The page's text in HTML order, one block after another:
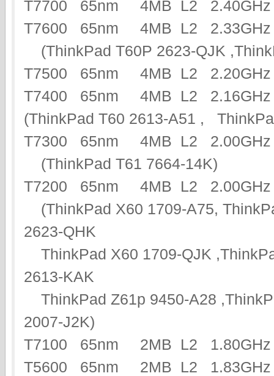
T7700 65nm 4MB L2
T7600 65nm 4MB L2
(ThinkPad T60P 2623-QJK
T7500 65nm 4MB L2
T7400 65nm 4MB L2 2.16GHz
(ThinkPad T60 2613-A51 ,
T7300 65nm 4MB L2 2.00GHz
(ThinkPad T61 7664-14K)
T7200 65nm 4MB L2
(ThinkPad X60 1709-A75,
2623-QHK
ThinkPad X60 1709-QJK
2613-KAK
ThinkPad Z61p 9450-A28
2007-J2K)
T7100 65nm 2MB L2
T5600 65nm 2MB L2 1.83GHz